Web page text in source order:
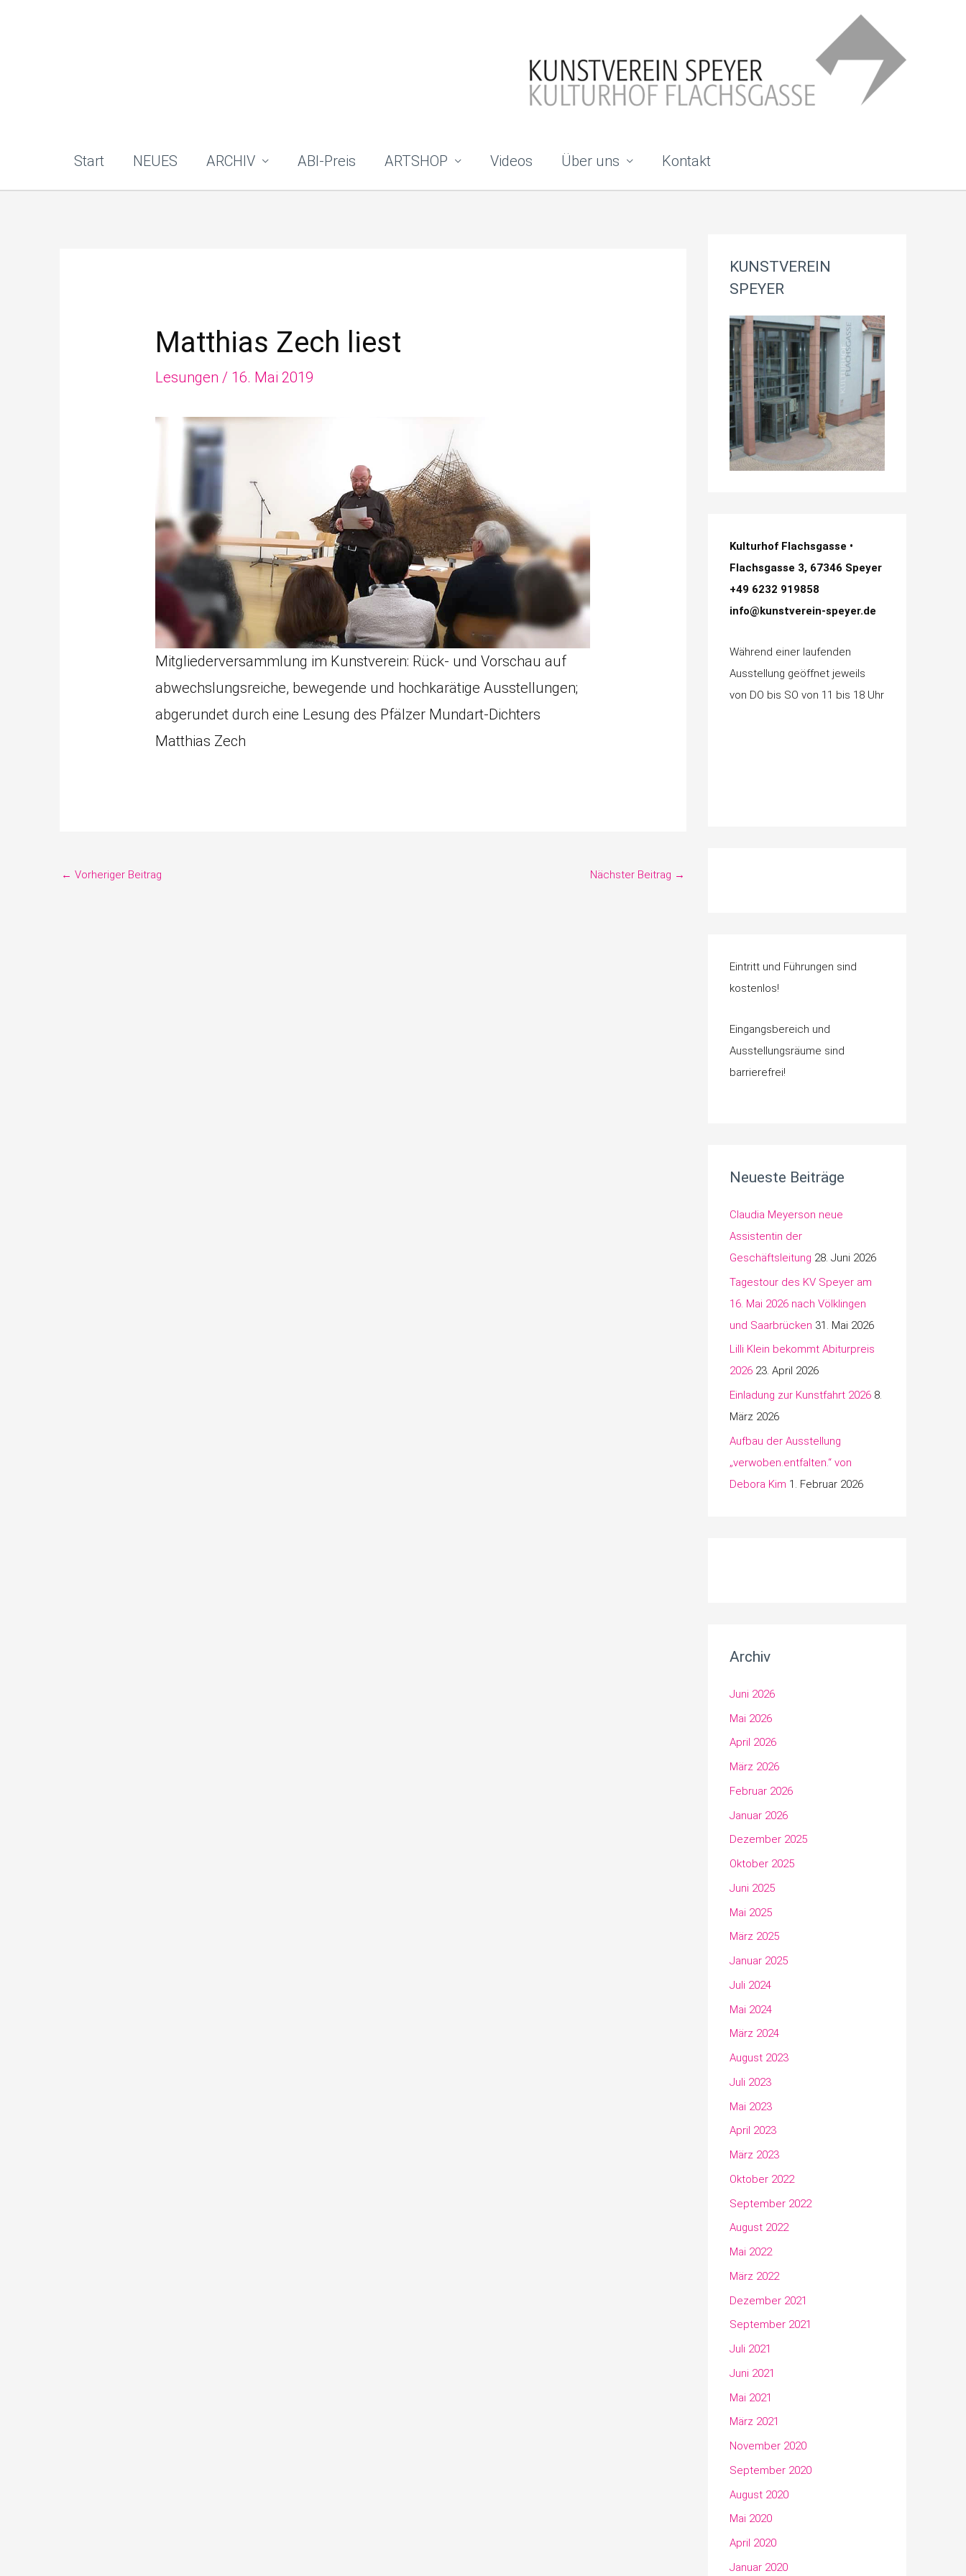
Start NEUES ARCHIV ABI-Preis ARTSHOP Videos Über uns Kontakt
Matthias Zech liest
Lesungen / 16. Mai 2019
Mitgliederversammlung im Kunstverein: Rück- und Vorschau auf
abwechslungsreiche, bewegende und hochkarätige Ausstellungen;
abgerundet durch eine Lesung des Pfälzer Mundart-Dichters
Matthias Zech
← Vorheriger Beitrag Nächster Beitrag →
KUNSTVEREIN
SPEYER
Kulturhof Flachsgasse •
Flachsgasse 3, 67346 Speyer
+49 6232 919858
info@kunstverein-speyer.de
Während einer laufenden
Ausstellung geöffnet jeweils
von DO bis SO von 11 bis 18 Uhr
Eintritt und Führungen sind
kostenlos!
Eingangsbereich und
Ausstellungsräume sind
barrierefrei!
Neueste Beiträge
Claudia Meyerson neue
Assistentin der
Geschäftsleitung 28. Juni 2026
Tagestour des KV Speyer am
16. Mai 2026 nach Völklingen
und Saarbrücken 31. Mai 2026
Lilli Klein bekommt Abiturpreis
2026 23. April 2026
Einladung zur Kunstfahrt 2026 8.
März 2026
Aufbau der Ausstellung
„verwoben.entfalten.“ von
Debora Kim 1. Februar 2026
Archiv
Juni 2026
Mai 2026
April 2026
März 2026
Februar 2026
Januar 2026
Dezember 2025
Oktober 2025
Juni 2025
Mai 2025
März 2025
Januar 2025
Juli 2024
Mai 2024
März 2024
August 2023
Juli 2023
Mai 2023
April 2023
März 2023
Oktober 2022
September 2022
August 2022
Mai 2022
März 2022
Dezember 2021
September 2021
Juli 2021
Juni 2021
Mai 2021
März 2021
November 2020
September 2020
August 2020
Mai 2020
April 2020
Januar 2020